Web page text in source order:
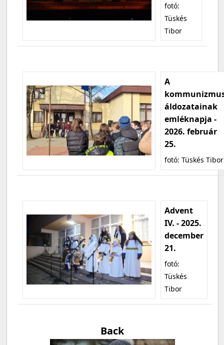
fotó:
Tüskés
Tibor
A
áldozatainak
emléknapja -
2026. február
25.
fotó: Tüskés Tibor
Advent
IV. - 2025.
december
21.
fotó:
Tüskés
Tibor
Back